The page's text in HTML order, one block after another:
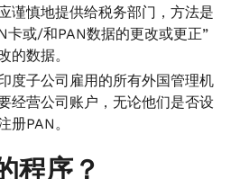
谨慎地提供给税务部门，方法是
卡或/和PAN数据的更改或更正”
的数据。
度子公司雇用的所有外国管理机
经营公司账户，无论他们是否设
册PAN。
程序？